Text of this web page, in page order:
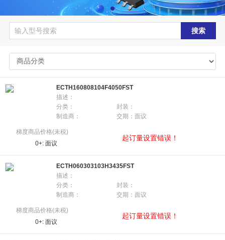
搜索
ECTH160808104F4050FST
描述：
分类：
封装：
制造商：
交期：面议
梯度商品价格(未税)
0+: 面议
起订量设置错误！
ECTH060303103H3435FST
描述：
分类：
封装：
制造商：
交期：面议
梯度商品价格(未税)
0+: 面议
起订量设置错误！